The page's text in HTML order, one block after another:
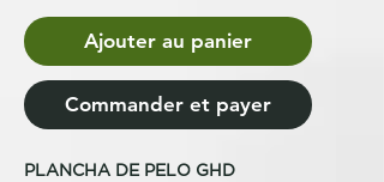
Ajouter au panier
Commander et payer
PLANCHA DE PELO GHD